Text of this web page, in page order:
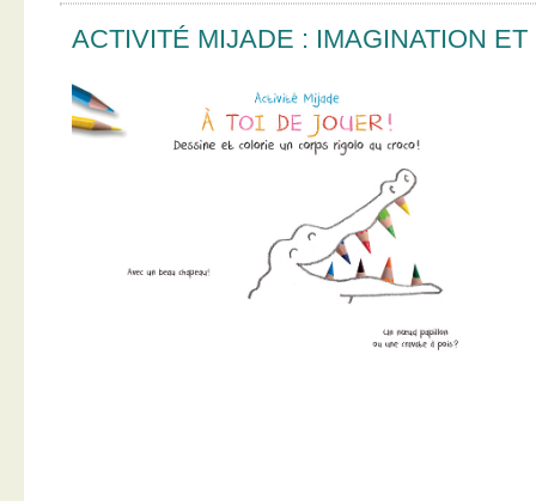
ACTIVITÉ MIJADE : IMAGINATION